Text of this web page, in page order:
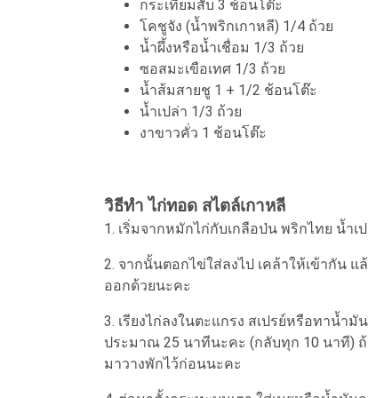
กระเทียมสับ 3 ช้อนโต๊ะ
โคชูจัง (น้ำพริกเกาหลี) 1/4 ถ้วย
น้ำผึ้งหรือน้ำเชื่อม 1/3 ถ้วย
ซอสมะเขือเทศ 1/3 ถ้วย
น้ำส้มสายชู 1 + 1/2 ช้อนโต๊ะ
น้ำเปล่า 1/3 ถ้วย
งาขาวคั่ว 1 ช้อนโต๊ะ
วิธีทำ ไก่ทอด สไตล์เกาหลี
1. เริ่มจากหมักไก่กับเกลือป่น พริกไทย น้ำ
2. จากนั้นตอกไข่ใส่ลงไป เคล้าให้เข้ากัน
ออกด้วยนะคะ
3. เรียงไก่ลงในตะแกรง สเปรย์หรือทาน้ำ
ประมาณ 25 นาทีนะคะ (กลับทุก 10 นาที)
มาวางพักไว้ก่อนนะคะ